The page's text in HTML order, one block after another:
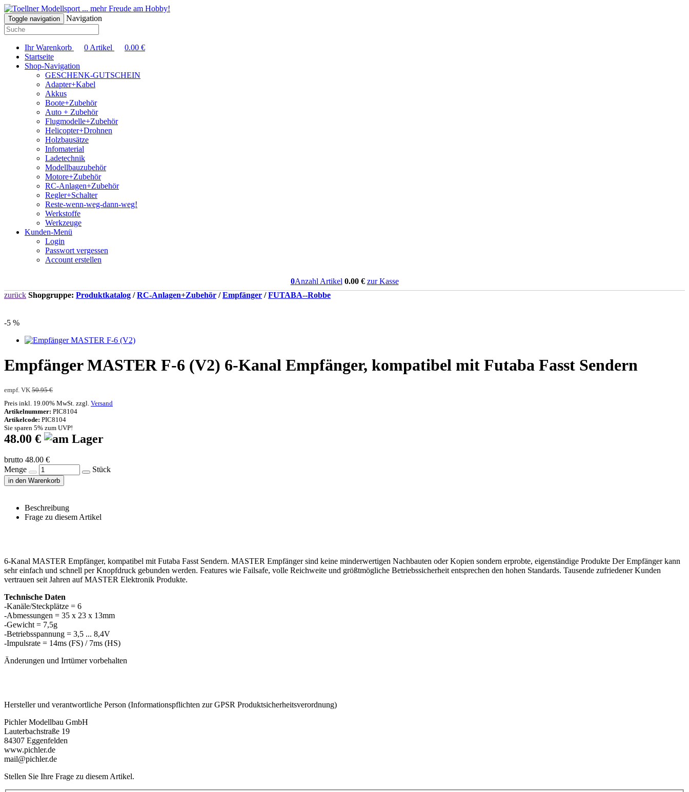
... mehr Freude am Hobby!
Toggle navigation Navigation
Ihr Warenkorb 0 Artikel 0.00 €
Startseite
Shop-Navigation
GESCHENK-GUTSCHEIN
Adapter+Kabel
Akkus
Boote+Zubehör
Auto + Zubehör
Flugmodelle+Zubehör
Helicopter+Drohnen
Holzbausätze
Infomaterial
Ladetechnik
Modellbauzubehör
Motore+Zubehör
RC-Anlagen+Zubehör
Regler+Schalter
Reste-wenn-weg-dann-weg!
Werkstoffe
Werkzeuge
Kunden-Menü
Login
Passwort vergessen
Account erstellen
0Anzahl Artikel 0.00€ zur Kasse
zurück Shopgruppe: Produktkatalog /RC-Anlagen+Zubehör /Empfänger /FUTABA--Robbe
-5 %
Empfänger MASTER F-6 (V2) 6-Kanal Empfänger, kompatibel mit Futaba Fasst Sendern
empf. VK 50.95 €
Preis inkl. 19.00% MwSt. zzgl. Versand
Artikelnummer: PIC8104
Artikelcode: PIC8104
Sie sparen 5% zum UVP!
48.00 €
brutto 48.00 €
Menge
Stück
in den Warenkorb
Beschreibung
Frage zu diesem Artikel
6-Kanal MASTER Empfänger, kompatibel mit Futaba Fasst Sendern. MASTER Empfänger sind keine minderwertigen Nachbauten oder Kopien sondern erprobte, eigenständige Produkte Der Empfänger kann
sehr einfach und schnell per Knopfdruck gebunden werden. Features wie Failsafe, volle Reichweite und größtmögliche Betriebssicherheit entsprechen den hohen Standards. Tausende zufriedener Kunden
vertrauen seit Jahren auf MASTER Elektronik Produkte.
Technische Daten
-Kanäle/Steckplätze = 6
-Abmessungen = 35 x 23 x 13mm
-Gewicht = 7,5g
-Betriebsspannung = 3,5 ... 8,4V
-Impulsrate = 14ms (FS) / 7ms (HS)
Änderungen und Irrtümer vorbehalten
Hersteller und verantwortliche Person (Informationspflichten zur GPSR Produktsicherheitsverordnung)
Pichler Modellbau GmbH
Lauterbachstraße 19
84307 Eggenfelden
www.pichler.de
mail@pichler.de
Stellen Sie Ihre Frage zu diesem Artikel.